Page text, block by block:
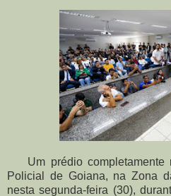
Um prédio
Policial de Goiana, na Zona
nesta segunda-feira (30),